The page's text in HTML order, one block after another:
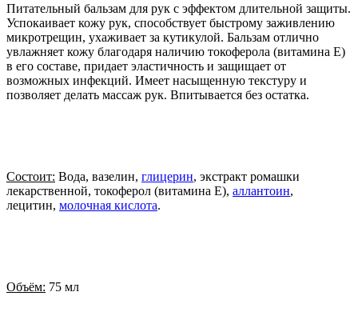
Питательный бальзам для рук с эффектом длительной защиты.
Успокаивает кожу рук, способствует быстрому заживлению
микротрещин, ухаживает за кутикулой. Бальзам отлично
увлажняет кожу благодаря наличию токоферола (витамина Е)
в его составе, придает эластичность и защищает от
возможных инфекций. Имеет насыщенную текстуру и
позволяет делать массаж рук. Впитывается без остатка.
Состоит: Вода, вазелин, глицерин, экстракт ромашки
лекарственной, токоферол (витамина Е), аллантоин,
лецитин, молочная кислота.
Объём: 75 мл